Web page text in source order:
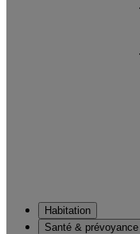
Habitation
Santé & prévoyance